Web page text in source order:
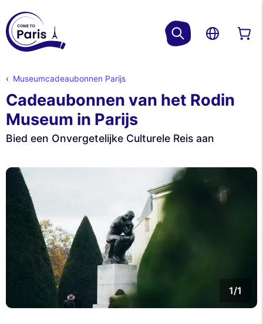
Museumcadeaubonnen Parijs
Cadeaubonnen van het Rodin
Museum in Parijs
Bied een Onvergetelijke Culturele Reis aan
1/1